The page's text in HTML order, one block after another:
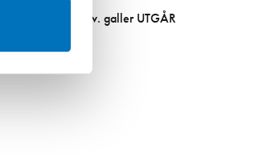
Fresh TL80F dB utv. galler UTGÅR